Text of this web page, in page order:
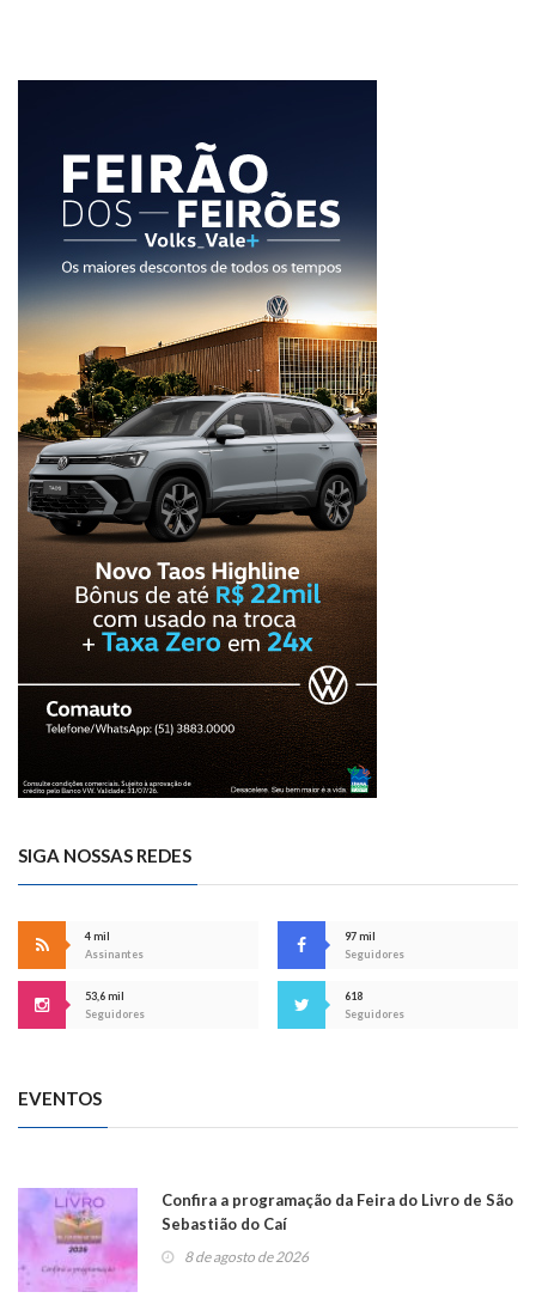
SIGA NOSSAS REDES
4 mil
Assinantes
97 mil
Seguidores
53,6 mil
Seguidores
618
Seguidores
EVENTOS
Confira a programação da Feira do Livro de São
Sebastião do Caí
8 de agosto de 2026